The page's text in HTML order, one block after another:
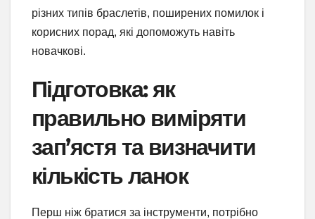
різних типів браслетів, поширених помилок і
корисних порад, які допоможуть навіть
новачкові.
Підготовка: як
правильно виміряти
зап’ястя та визначити
кількість ланок
Перш ніж братися за інструменти, потрібно